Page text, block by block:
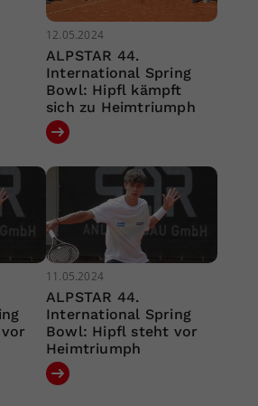
12.05.2024
ALPSTAR 44.
International Spring
Bowl: Hipfl kämpft
sich zu Heimtriumph
11.05.2024
ALPSTAR 44.
International Spring
Bowl: Hipfl steht vor
Heimtriumph